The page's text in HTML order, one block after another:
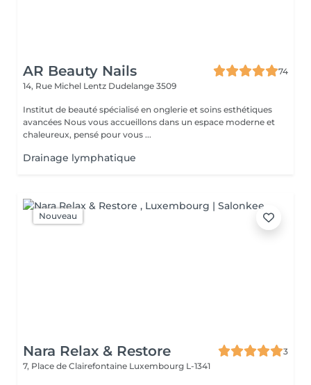
AR Beauty Nails
74
14, Rue Michel Lentz Dudelange 3509
Institut de beauté spécialisé en onglerie et soins esthétiques
avancées Nous vous accueillons dans un espace moderne et
chaleureux, pensé pour vous ...
Drainage lymphatique
Nouveau
Nara Relax & Restore
3
7, Place de Clairefontaine Luxembourg L-1341